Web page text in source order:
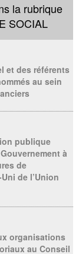
la rubrique
SOCIAL
et des référents
au sein
publique
à
de
de l’Union
organisations
au Conseil